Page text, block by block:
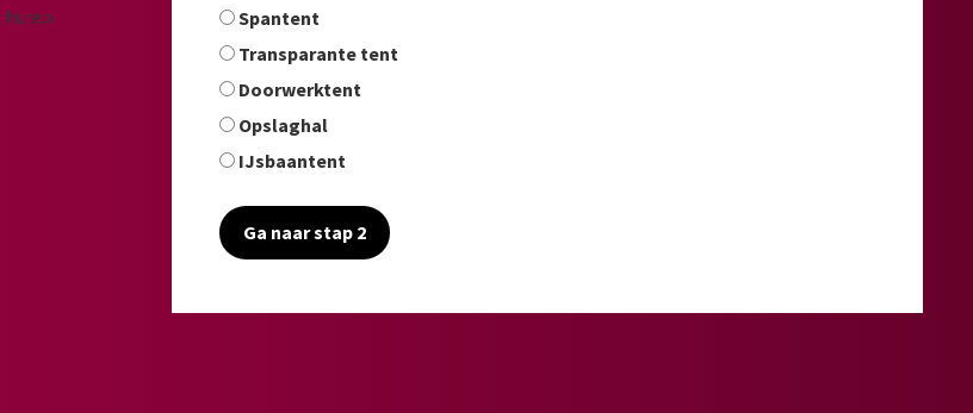
Spantent
Transparante tent
Doorwerktent
Opslaghal
IJsbaantent
Ga naar stap 2